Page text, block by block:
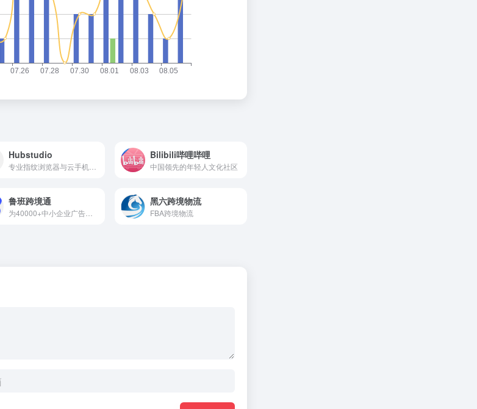
Hubstudio
专业指纹浏览器与云手机管理平台
Bilibili哔哩哔哩
中国领先的年轻人文化社区
鲁班跨境通
为40000+中小企业广告主提供一站式站外引流营销服务
黑六跨境物流
FBA跨境物流